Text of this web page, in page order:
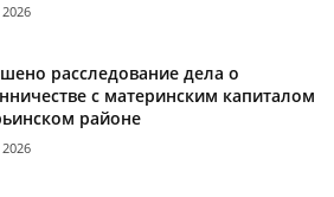
расследование дела о
с материнским капиталом
районе